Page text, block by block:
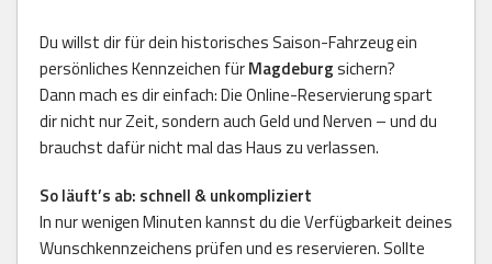
Du willst dir für dein historisches Saison-Fahrzeug ein
persönliches Kennzeichen fürMagdeburgsichern?
Dann mach es dir einfach: Die Online-Reservierung spart
dir nicht nur Zeit, sondern auch Geld und Nerven – und du
brauchst dafür nicht mal das Haus zu verlassen.
So läuft’s ab: schnell & unkompliziert
In nur wenigen Minuten kannst du die Verfügbarkeit deines
Wunschkennzeichens prüfen und es reservieren. Sollte